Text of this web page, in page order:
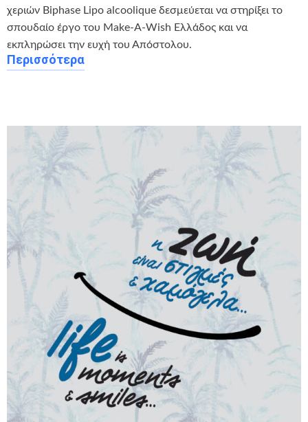
χεριών Biphase Lipo alcoolique δεσμεύεται να στηρίξει το
σπουδαίο έργο του Make-Α-Wish Ελλάδος και να
εκπληρώσει την ευχή του Απόστολου.
Περισσότερα